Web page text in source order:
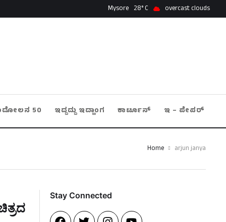
Mysore 28 overcast clouds
50 ಇದ್ದದ್ದು ಇದ್ಹಾಂಗ ಕಾರ್ಟೂನ್ ಇ – ಪೇಪರ್
Home arjun janya
Stay Connected​